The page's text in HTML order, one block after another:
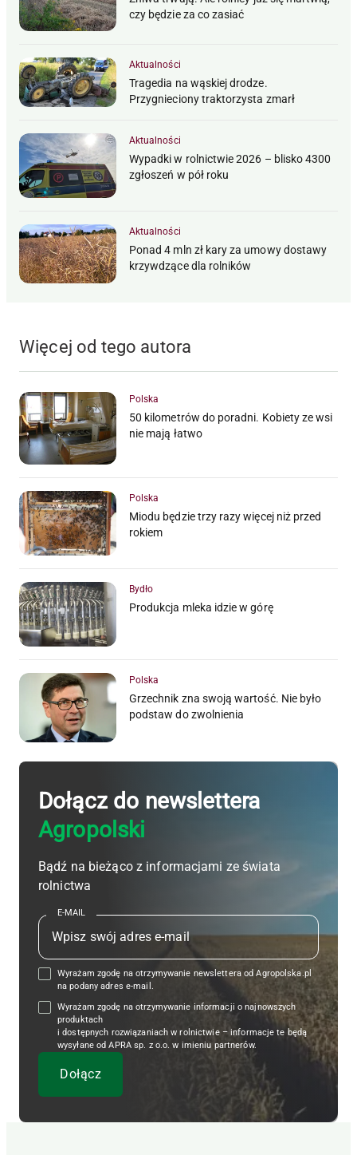
czy będzie za co zasiać
Aktualności
Tragedia na wąskiej drodze.
Przygnieciony traktorzysta zmarł
Aktualności
Wypadki w rolnictwie 2026 – blisko 4300
zgłoszeń w pół roku
Aktualności
Ponad 4 mln zł kary za umowy dostawy
krzywdzące dla rolników
Więcej od tego autora
Polska
50 kilometrów do poradni. Kobiety ze wsi
nie mają łatwo
Polska
Miodu będzie trzy razy więcej niż przed
rokiem
Bydło
Produkcja mleka idzie w górę
Polska
Grzechnik zna swoją wartość. Nie było
podstaw do zwolnienia
Dołącz do newslettera
Agropolski
Bądź na bieżąco z informacjami ze świata
rolnictwa
E-MAIL
Wyrażam zgodę na otrzymywanie newslettera od Agropolska.pl
na podany adres e-mail.
Wyrażam zgodę na otrzymywanie informacji o najnowszych
produktach
i dostępnych rozwiązaniach w rolnictwie – informacje te będą
wysyłane od APRA sp. z o.o. w imieniu partnerów.